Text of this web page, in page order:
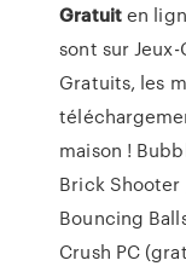
Gratuiten
sont sur
Gratuits, les
maison !
Brick Shooter
Bouncing
Crush PC